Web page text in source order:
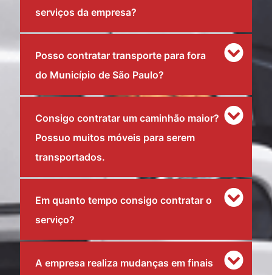
serviços da empresa?
Posso contratar transporte para fora
do Município de São Paulo?
Consigo contratar um caminhão maior?
Possuo muitos móveis para serem
transportados.
Em quanto tempo consigo contratar o
serviço?
A empresa realiza mudanças em finais